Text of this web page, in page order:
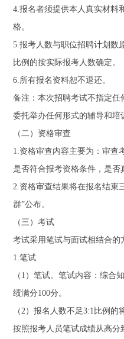
4.报名者须提供本人真实材料
格。
5.报考人数与职位招聘计划数
比例的按实际报考人数确定。
6.所有报名资料恕不退还。
备注：本次招聘考试不指定
委托举办任何形式的辅导和培
（二）资格审查
1.资格审查内容主要为：审查
是否符合报考资格条件，是否
2.资格审查结果将在报名结束
群”公布。
（三）考试
考试采用笔试与面试相结合的
1.笔试
（1）笔试。笔试内容：综合
绩满分100分。
（2）报名人数不足3:1比例的
按照报考人员笔试成绩从高分